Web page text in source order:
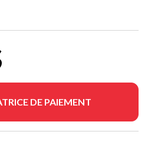
DE PAIEMENT